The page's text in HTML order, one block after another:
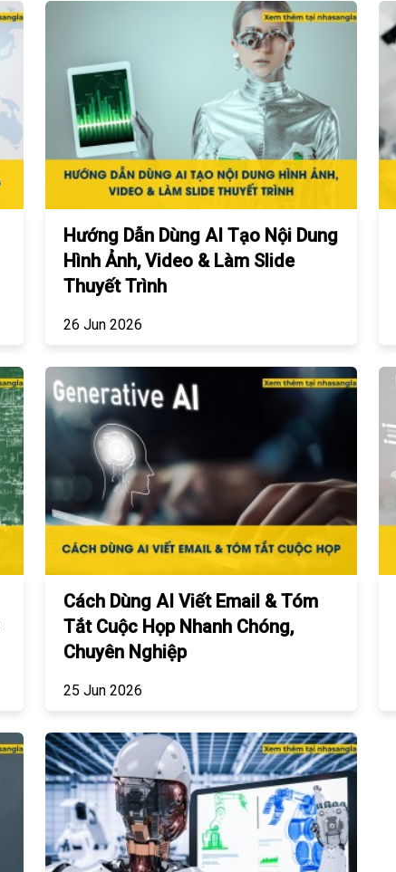
Hướng Dẫn Dùng AI Tạo Nội Dung
Hình Ảnh, Video & Làm Slide
Thuyết Trình
26 Jun 2026
Cách Dùng AI Viết Email & Tóm
Tắt Cuộc Họp Nhanh Chóng,
Chuyên Nghiệp
25 Jun 2026